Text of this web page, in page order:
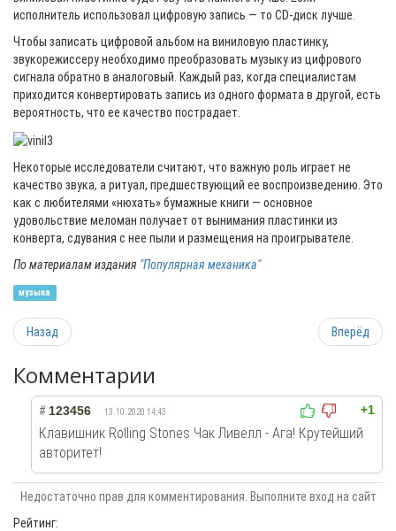
исполнитель использовал цифровую запись — то CD-диск лучше.
Чтобы записать цифровой альбом на виниловую пластинку,
звукорежиссеру необходимо преобразовать музыку из цифрового
сигнала обратно в аналоговый. Каждый раз, когда специалистам
приходится конвертировать запись из одного формата в другой, есть
вероятность, что ее качество пострадает.
Некоторые исследователи считают, что важную роль играет не
качество звука, а ритуал, предшествующий ее воспроизведению. Это
как с любителями «нюхать» бумажные книги — основное
удовольствие меломан получает от вынимания пластинки из
конверта, сдувания с нее пыли и размещения на проигрывателе.
По материалам издания "Популярная механика"
музыка
Назад Вперёд
Комментарии
+1
# 123456 13.10.2020 14:43
Клавишник Rolling Stones Чак Ливелл - Ага! Крутейший
авторитет!
Недостаточно прав для комментирования. Выполните вход на сайт
Рейтинг: